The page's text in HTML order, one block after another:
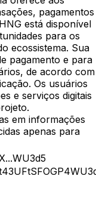
pagamentos
está disponível
para os
ecossistema. Sua
pagamento e para
de acordo com
Os usuários
e serviços digitais
em informações
apenas para